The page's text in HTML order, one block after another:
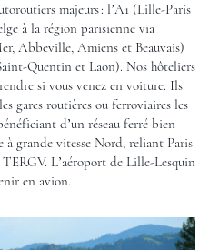
majeurs : l’A1 (Lille-Paris
à la région parisienne via
Abbeville, Amiens et Beauvais)
Quentin et Laon). Nos hôteliers
si vous venez en voiture. Ils
gares routières ou ferroviaires les
d’un réseau ferré bien
grande vitesse Nord, reliant Paris
L’aéroport de Lille-Lesquin
en avion.